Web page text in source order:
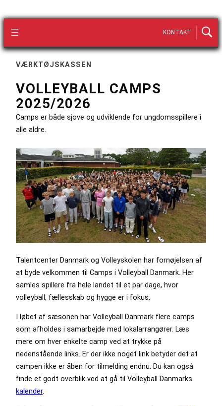
KONTAKT
VÆRKTØJSKASSEN
VOLLEYBALL CAMPS
2025/2026
Camps er både sjove og udviklende for ungdomsspillere i
alle aldre.
Talentcenter Danmark og Volleyskolen har fornøjelsen af
at byde velkommen til Camps i Volleyball Danmark. Her
samles spillere fra hele landet til et par dage, hvor
volleyball, fællesskab og hygge er i fokus.
I løbet af sæsonen har Volleyball Danmark flere camps
som afholdes i samarbejde med lokalarrangører. Læs
mere om hver enkelte camp ved at trykke på
nedenstående links. Er der ikke noget link betyder det at
campen ikke er åben for tilmelding endnu. Du kan også
finde et godt overblik ved at gå til Volleyball Danmarks
kalender.